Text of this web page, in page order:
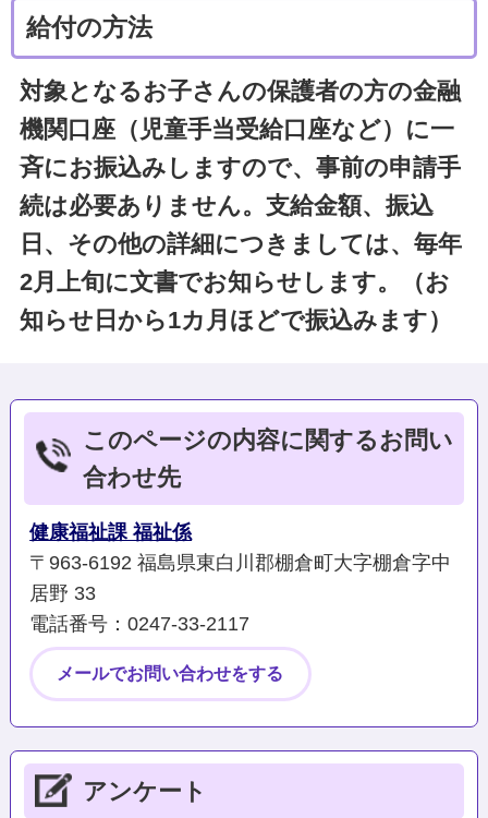
給付の方法
対象となるお子さんの保護者の方の金融
機関口座（児童手当受給口座など）に一
斉にお振込みしますので、事前の申請手
続は必要ありません。支給金額、振込
日、その他の詳細につきましては、毎年
2月上旬に文書でお知らせします。（お
知らせ日から1カ月ほどで振込みます）
このページの内容に関するお問い
合わせ先
健康福祉課 福祉係
〒963-6192 福島県東白川郡棚倉町大字棚倉字中
居野 33
電話番号：0247‐33‐2117
メールでお問い合わせをする
アンケート